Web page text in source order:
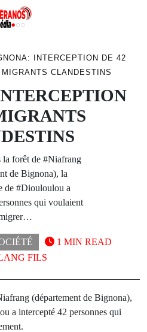
INTERCEPTION DE 42
MIGRANTS CLANDESTINS
la forêt de #Niafrang
de Bignona), la
de #Diouloulou a
qui voulaient
FILS
1 MIN READ
(département de Bignona),
a intercepté 42 personnes qui